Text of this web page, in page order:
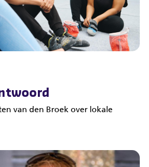
van den Broek over lokale